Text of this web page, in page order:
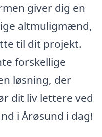
giver dig en
altmuligmænd,
til dit projekt.
forskellige
løsning, der
dit liv lettere ved
i Årøsund i dag!